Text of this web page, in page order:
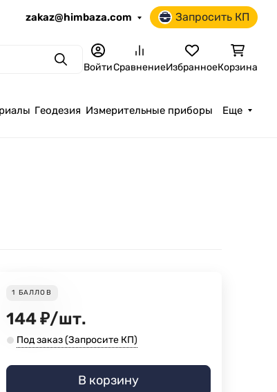
zakaz@himbaza.com Запросить КП
ПоискВойтиСравнениеИзбранноеКорзина
Геодезия Измерительные приборы Еще
1 БАЛЛОВ
144₽/шт.
Под заказ (Запросите КП)
В корзину